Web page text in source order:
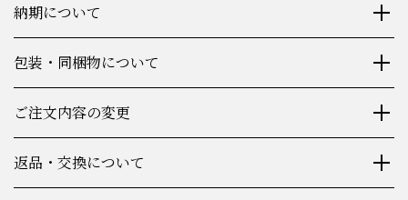
納期について
包装・同梱物について
ご注文内容の変更
返品・交換について